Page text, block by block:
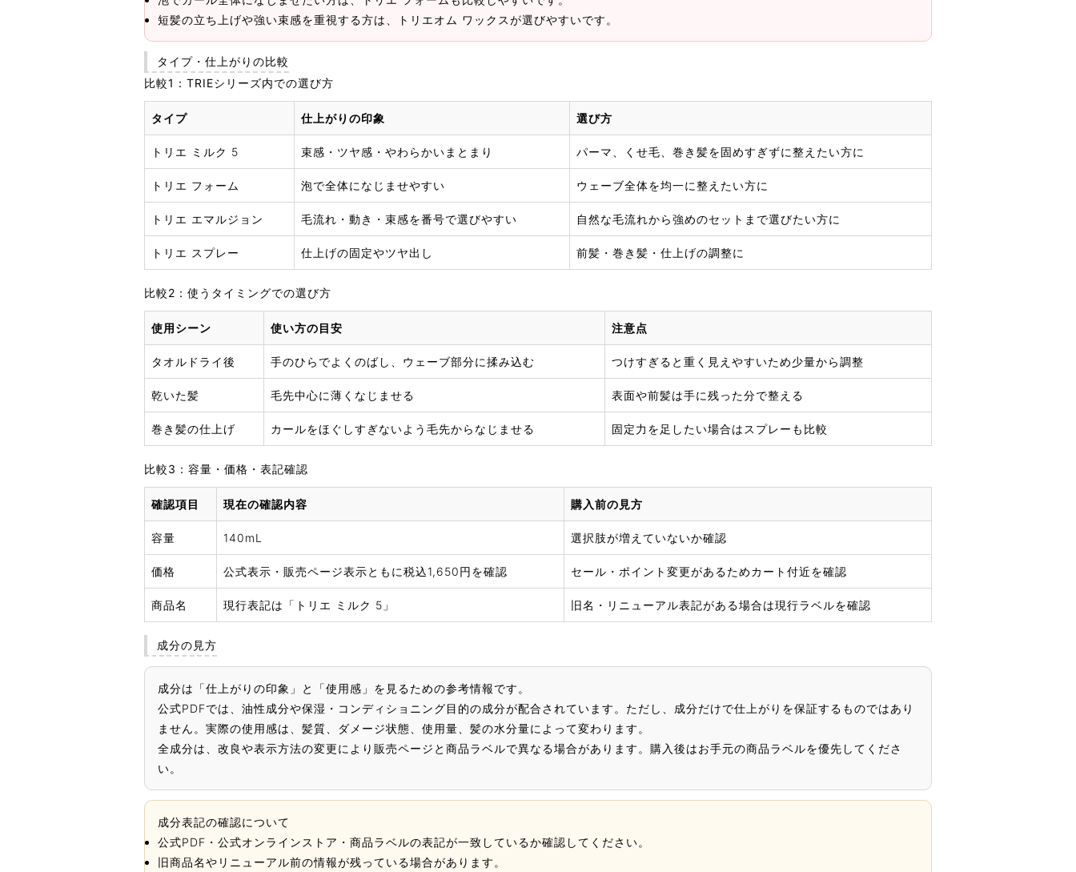
短髪の立ち上げや強い束感を重視する方は、トリエオム ワックスが選びやすいです。
タイプ・仕上がりの比較
比較1：TRIEシリーズ内での選び方
タイプ 仕上がりの印象 選び方
トリエ ミルク 5 束感・ツヤ感・やわらかいまとまり パーマ、くせ毛、巻き髪を固めすぎずに整えたい方に
トリエ フォーム 泡で全体になじませやすい ウェーブ全体を均一に整えたい方に
トリエ エマルジョン 毛流れ・動き・束感を番号で選びやすい 自然な毛流れから強めのセットまで選びたい方に
トリエ スプレー 仕上げの固定やツヤ出し 前髪・巻き髪・仕上げの調整に
比較2：使うタイミングでの選び方
使用シーン 使い方の目安 注意点
タオルドライ後 手のひらでよくのばし、ウェーブ部分に揉み込む つけすぎると重く見えやすいため少量から調整
乾いた髪 毛先中心に薄くなじませる 表面や前髪は手に残った分で整える
巻き髪の仕上げ カールをほぐしすぎないよう毛先からなじませる 固定力を足したい場合はスプレーも比較
比較3：容量・価格・表記確認
確認項目 現在の確認内容 購入前の見方
容量 140mL 選択肢が増えていないか確認
価格 公式表示・販売ページ表示ともに税込1,650円を確認 セール・ポイント変更があるためカート付近を確認
商品名 現行表記は「トリエ ミルク 5」 旧名・リニューアル表記がある場合は現行ラベルを確認
成分の見方
成分は「仕上がりの印象」と「使用感」を見るための参考情報です。
公式PDFでは、油性成分や保湿・コンディショニング目的の成分が配合されています。ただし、成分だけで仕上がりを保証するものではあり
ません。実際の使用感は、髪質、ダメージ状態、使用量、髪の水分量によって変わります。
全成分は、改良や表示方法の変更により販売ページと商品ラベルで異なる場合があります。購入後はお手元の商品ラベルを優先してくださ
い。
成分表記の確認について
公式PDF・公式オンラインストア・商品ラベルの表記が一致しているか確認してください。
旧商品名やリニューアル前の情報が残っている場合があります。